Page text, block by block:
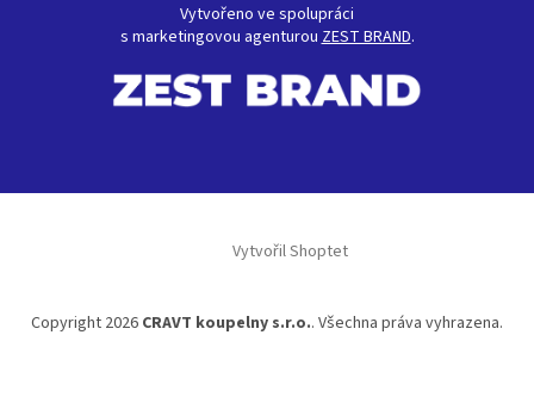
Vytvořeno ve spolupráci
s marketingovou agenturou ZEST BRAND.
Vytvořil Shoptet
Copyright 2026 CRAVT koupelny s.r.o.. Všechna práva vyhrazena.